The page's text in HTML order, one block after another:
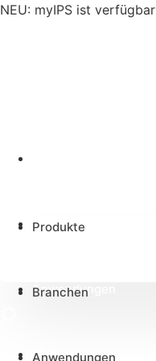
NEU: myIPS ist verfügbar
Branchen
Anwendungen
Medien
Produkte
Branchen
Anwendungen